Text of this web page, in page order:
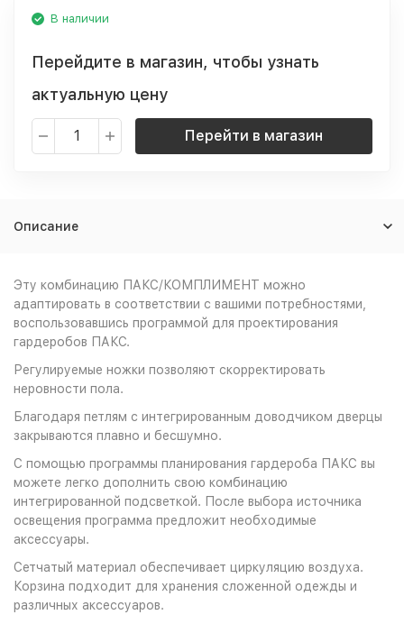
В наличии
Перейдите в магазин, чтобы узнать
актуальную цену
Перейти в магазин
Описание
Эту комбинацию ПАКС/КОМПЛИМЕНТ можно
адаптировать в соответствии с вашими потребностями,
воспользовавшись программой для проектирования
гардеробов ПАКС.
Регулируемые ножки позволяют скорректировать
неровности пола.
Благодаря петлям с интегрированным доводчиком дверцы
закрываются плавно и бесшумно.
С помощью программы планирования гардероба ПАКС вы
можете легко дополнить свою комбинацию
интегрированной подсветкой. После выбора источника
освещения программа предложит необходимые
аксессуары.
Сетчатый материал обеспечивает циркуляцию воздуха.
Корзина подходит для хранения сложенной одежды и
различных аксессуаров.